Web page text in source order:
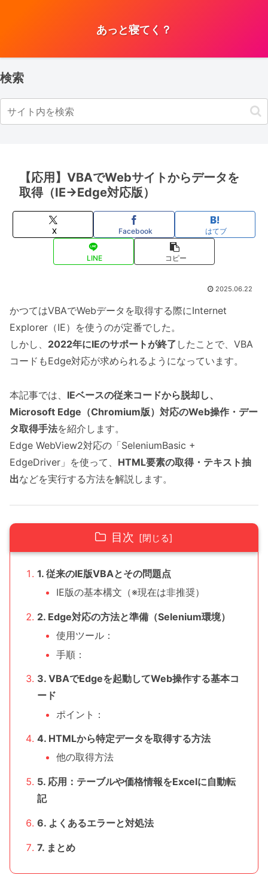
あっと寝てく？
検索
【応用】VBAでWebサイトからデータを
取得（IE→Edge対応版）
X Facebook はてブ
LINE コピー
2025.06.22
かつてはVBAでWebデータを取得する際にInternet
Explorer（IE）を使うのが定番でした。
しかし、 2022年にIEのサポートが終了 したことで、VBA
コードもEdge対応が求められるようになっています。
本記事では、 IEベースの従来コードから脱却し、
Microsoft Edge（Chromium版）対応のWeb操作・デー
タ取得手法を紹介します。
Edge WebView2対応の「SeleniumBasic +
EdgeDriver」を使って、 HTML要素の取得・テキスト抽
出などを実行する方法を解説します。
目次
1. 従来のIE版VBAとその問題点
IE版の基本構文（※現在は非推奨）
2. Edge対応の方法と準備（Selenium環境）
使用ツール：
手順：
3. VBAでEdgeを起動してWeb操作する基本コ
ード
ポイント：
4. HTMLから特定データを取得する方法
他の取得方法
5. 応用：テーブルや価格情報をExcelに自動転
記
6. よくあるエラーと対処法
7. まとめ